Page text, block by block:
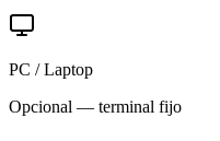
PC / Laptop
Opcional — terminal fijo